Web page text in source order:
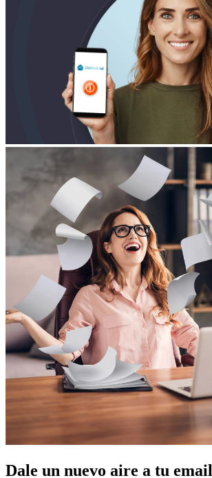
Dale un nuevo aire a tu email